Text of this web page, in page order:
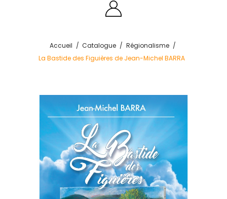
Accueil Catalogue
Régionalisme
La Bastide des Figuières de Jean-Michel BARRA